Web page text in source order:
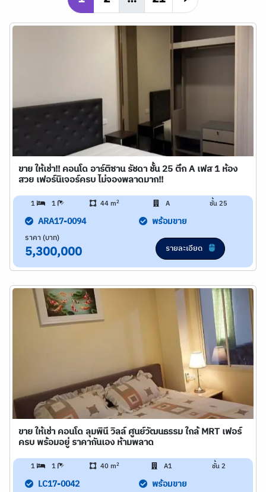
ขาย ให้เช่า!! คอนโด อาร์ติซาน รัชดา ชั้น 25 ตึก A เฟส 1 ห้อง
สวย เฟอร์นิเจอร์ครบ ไม่จองพลาดมาก!!
1 1 44 m2 A ชั้น 25
ARA17-0094 พร้อมขาย
ราคา (บาท)
5,300,000 รายละเอียด
ขาย ให้เช่า คอนโด ลุมพินี วิลล์ ศูนย์วัฒนธรรม ใกล้ MRT เฟอร์
ครบ พร้อมอยู่ ราคากันเอง ห้ามพลาด
1 1 40 m2 A1 ชั้น 2
LC17-0042 พร้อมขาย